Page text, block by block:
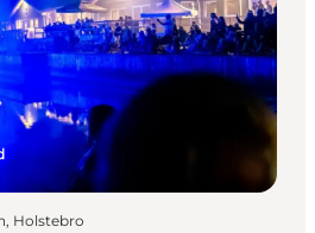
Holstebro